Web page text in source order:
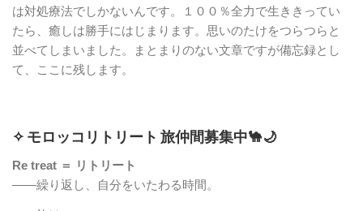
は対処療法でしかないんです。１００％全力で生ききってい
たら、癒しは勝手にはじまります。思いのたけをつらつらと
並べてしまいました。まとまりのない文章ですが備忘録とし
て、ここに残します。
✧ モロッコリトリート 旅仲間募集中🐪🌙
Re treat ＝ リトリート
――繰り返し、自分をいたわる時間。